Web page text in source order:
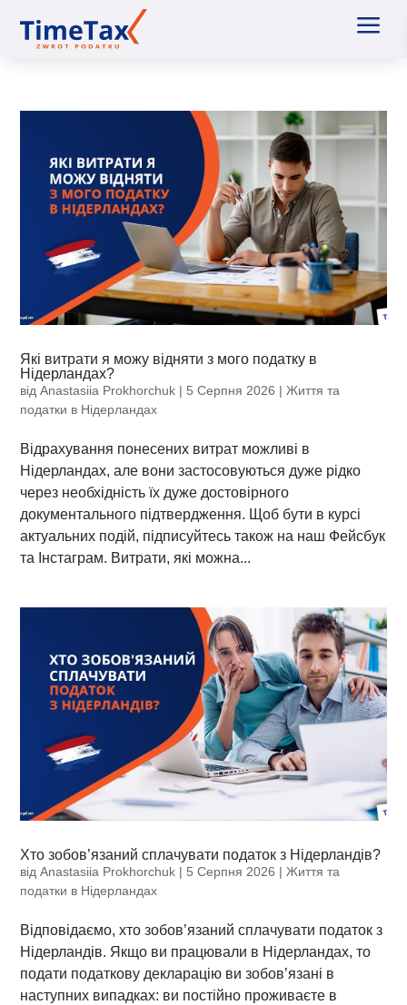
a
Які витрати я можу відняти з мого податку в
Нідерландах?
відAnastasiia Prokhorchuk | 5 Серпня 2026 |Життя та
податки в Нідерландах
Відрахування понесених витрат можливі в
Нідерландах, але вони застосовуються дуже рідко
через необхідність їх дуже достовірного
документального підтвердження. Щоб бути в курсі
актуальних подій, підписуйтесь також на наш Фейсбук
та Інстаграм. Витрати, які можна...
Хто зобов’язаний сплачувати податок з Нідерландів?
відAnastasiia Prokhorchuk | 5 Серпня 2026 |Життя та
податки в Нідерландах
Відповідаємо, хто зобов’язаний сплачувати податок з
Нідерландів. Якщо ви працювали в Нідерландах, то
подати податкову декларацію ви зобов’язані в
наступних випадках: ви постійно проживаєте в